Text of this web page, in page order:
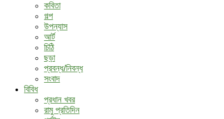
কবিতা
গল্প
উপন্যাস
আর্ট
চিঠি
ছড়া
প্রবন্ধ/নিবন্ধ
সংবাদ
বিবিধ
প্রধান খবর
রামু প্রতিদিন